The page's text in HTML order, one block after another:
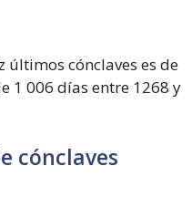
últimos cónclaves es de
1 006 días entre 1268 y
cónclaves